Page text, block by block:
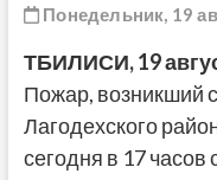
Понедельник, 19
ТБИЛИСИ,19
Пожар, возникший
Лагодехского
сегодня в 17